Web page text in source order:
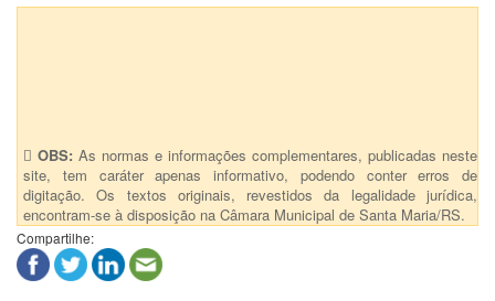
OBS: As normas e informações complementares, publicadas neste
site, tem caráter apenas informativo, podendo conter erros de
digitação. Os textos originais, revestidos da legalidade jurídica,
encontram-se à disposição na Câmara Municipal de Santa Maria/RS.
Compartilhe: